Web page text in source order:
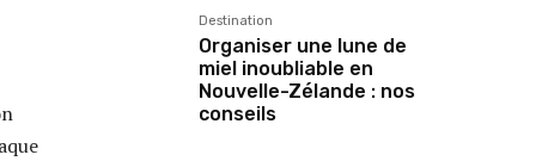
Destination
Organiser une lune de
miel inoubliable en
Nouvelle-Zélande : nos
conseils